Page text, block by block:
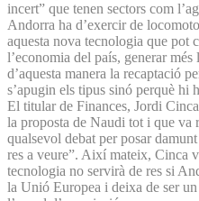
incert” que tenen sectors com
Andorra ha d’exercir de
aquesta nova tecnologia que pot
l’economia del país, generar
d’aquesta manera la recaptació
s’apugin els tipus sinó perquè hi
El titular de Finances, Jordi
la proposta de Naudi tot i que va
qualsevol debat per posar
res a veure”. Així mateix, Cinca
tecnologia no servirà de res si
la Unió Europea i deixa de ser